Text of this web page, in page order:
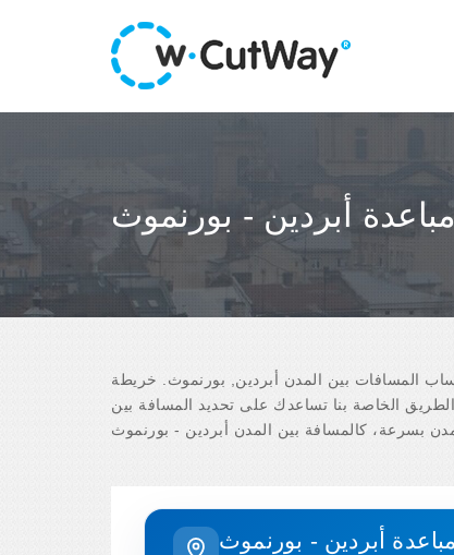
أبردين - بورنموث
المسافات بين المدن أبردين, بورنموث. خريطة
الطريق الخاصة بنا تساعدك على تحديد المسافة بين
مباعدة أبردين - بورنموث